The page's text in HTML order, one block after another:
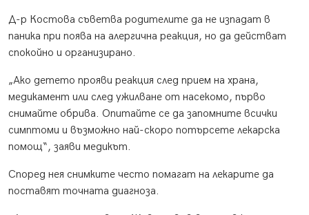
Д-р Костова съветва родителите да не изпадат в
паника при поява на алергична реакция, но да действат
спокойно и организирано.
„Ако детето прояви реакция след прием на храна,
медикамент или след ужилване от насекомо, първо
снимайте обрива. Опитайте се да запомните всички
симптоми и възможно най-скоро потърсете лекарска
помощ“, заяви медикът.
Според нея снимките често помагат на лекарите да
поставят точната диагноза.